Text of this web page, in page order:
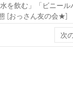
を飲む」「ビニー
[おっさん友の会★]
次